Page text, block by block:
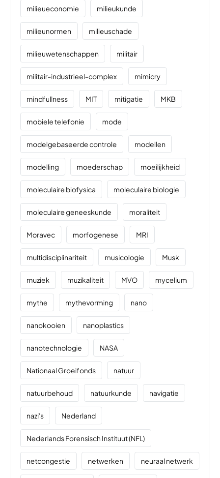
milieueconomie milieukunde
milieunormen milieuschade
milieuwetenschappen militair
militair-industrieel-complex mimicry
mindfullness MIT mitigatie MKB
mobiele telefonie mode
modelgebaseerde controle modellen
modelling moederschap moeilijkheid
moleculaire biofysica moleculaire biologie
moleculaire geneeskunde moraliteit
Moravec morfogenese MRI
multidisciplinariteit musicologie Musk
muziek muzikaliteit MVO mycelium
mythe mythevorming nano
nanokooien nanoplastics
nanotechnologie NASA
Nationaal Groeifonds natuur
natuurbehoud natuurkunde navigatie
nazi's Nederland
Nederlands Forensisch Instituut (NFL)
netcongestie netwerken neuraal netwerk